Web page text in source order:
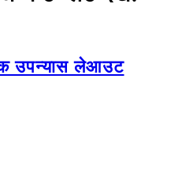
उपन्यास लेआउट